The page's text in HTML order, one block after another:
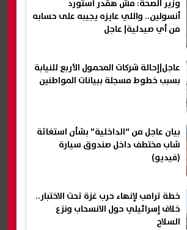
وزير الصحة: مش هقدر أستورد
أنسولين.. واللي عايزه يجيبه على حسابه
من أي صيدلية| عاجل
عاجل|إحالة شركات المحمول الأربع للنيابة
بسبب خطوط مسجلة ببيانات المواطنين
بيان عاجل من “الداخلية” بشأن استغاثة
شاب مختطف داخل صندوق سيارة
(فيديو)
خطة ترامب لإنهاء حرب غزة تحت الاختبار..
خلاف إسرائيلي حول الانسحاب ونزع
السلاح